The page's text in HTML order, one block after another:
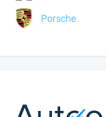
Porsche